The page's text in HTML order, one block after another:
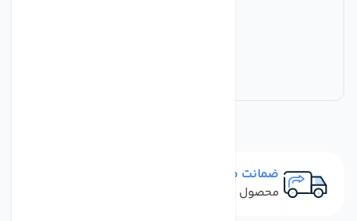
ضمانت مرجوعی
محصول نباید آسیب دیده باشد